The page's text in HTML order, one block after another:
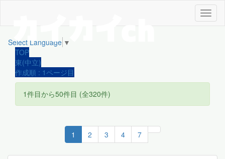
メ
ニ
Select Language ▼
TOP
東(中立)
作成順 : 1ページ目
1件目から50件目 (全320件)
1 2 3 4 7